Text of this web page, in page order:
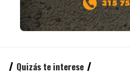
Quizás te interese